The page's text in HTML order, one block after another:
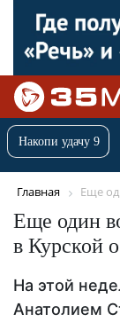
Накопи удачу 9
Главная Еще
Еще один
в Курской
На этой
Анатолием